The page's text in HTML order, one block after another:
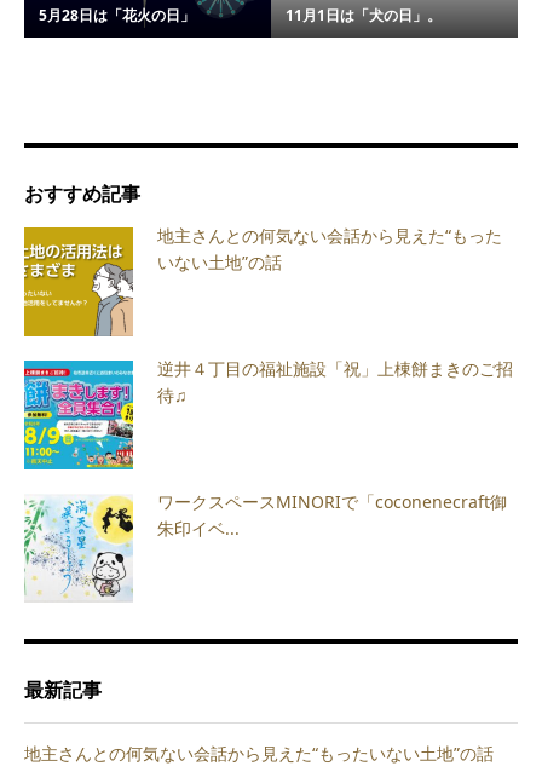
5月28日は「花火の日」 11月1日は「犬の日」。
おすすめ記事
地主さんとの何気ない会話から見えた“もった
いない土地”の話
逆井４丁目の福祉施設「祝」上棟餅まきのご招
待♫
ワークスペースMINORIで「coconenecraft御
朱印イベ...
最新記事
地主さんとの何気ない会話から見えた“もったいない土地”の話